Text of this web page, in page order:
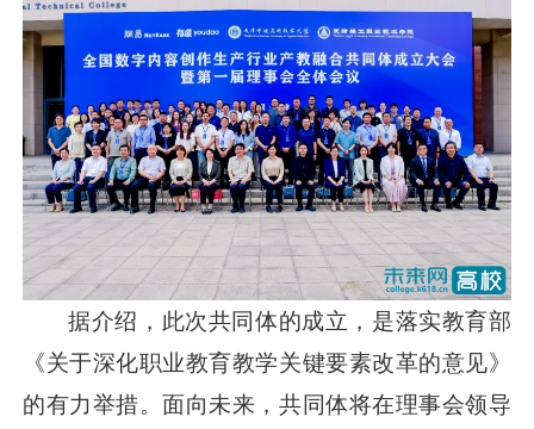
据介绍，此次共同体的成立，是落实教育部
《关于深化职业教育教学关键要素改革的意见》
的有力举措。面向未来，共同体将在理事会领导